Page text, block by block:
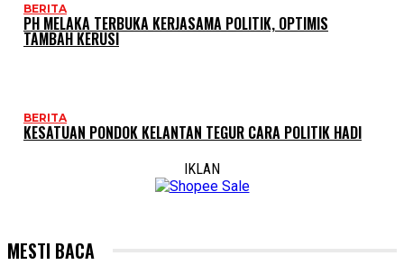
BERITA
PH MELAKA TERBUKA KERJASAMA POLITIK, OPTIMIS
TAMBAH KERUSI
BERITA
KESATUAN PONDOK KELANTAN TEGUR CARA POLITIK HADI
IKLAN
MESTI BACA